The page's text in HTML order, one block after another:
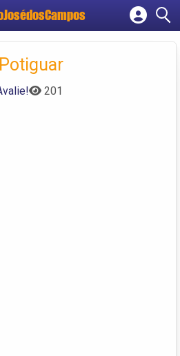
Cadastrar empresa
Criar conta
201